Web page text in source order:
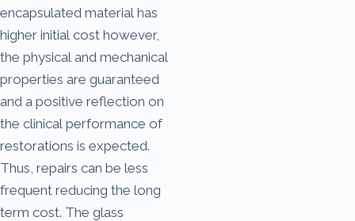
encapsulated material has
higher initial cost however,
the physical and mechanical
properties are guaranteed
and a positive reflection on
the clinical performance of
restorations is expected.
Thus, repairs can be less
frequent reducing the long
term cost. The glass